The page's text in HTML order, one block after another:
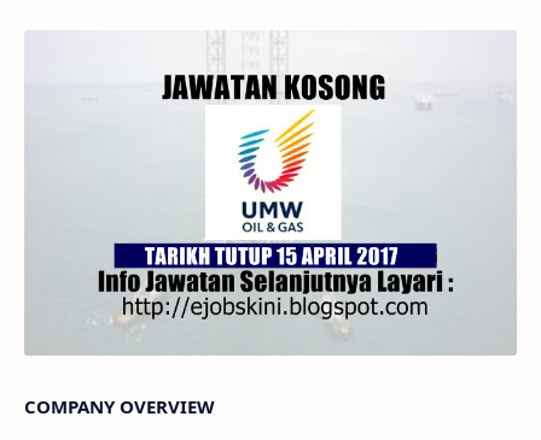
COMPANY OVERVIEW